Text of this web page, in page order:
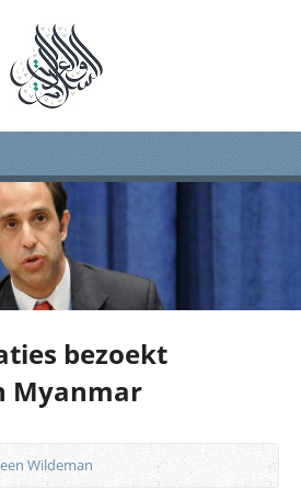
bezoekt
Myanmar
Wildeman